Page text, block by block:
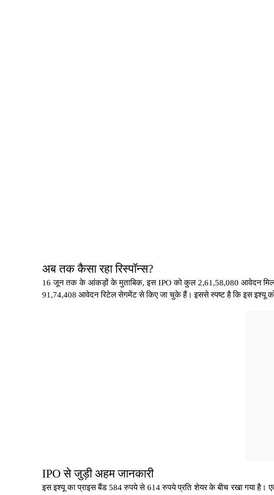
अब तक कैसा रहा रिस्पॉन्स?
16 जून तक के आंकड़ों के मुताबिक, इस IPO को कुल 2,61,58,080 आवेदन मिल
91,74,408 आवेदन रिटेल सेगमेंट से किए जा चुके हैं। इससे स्पष्ट है कि इस इश्यू को
IPO से जुड़ी अहम जानकारी
इस इश्यू का प्राइस बैंड 584 रुपये से 614 रुपये प्रति शेयर के बीच रखा गया